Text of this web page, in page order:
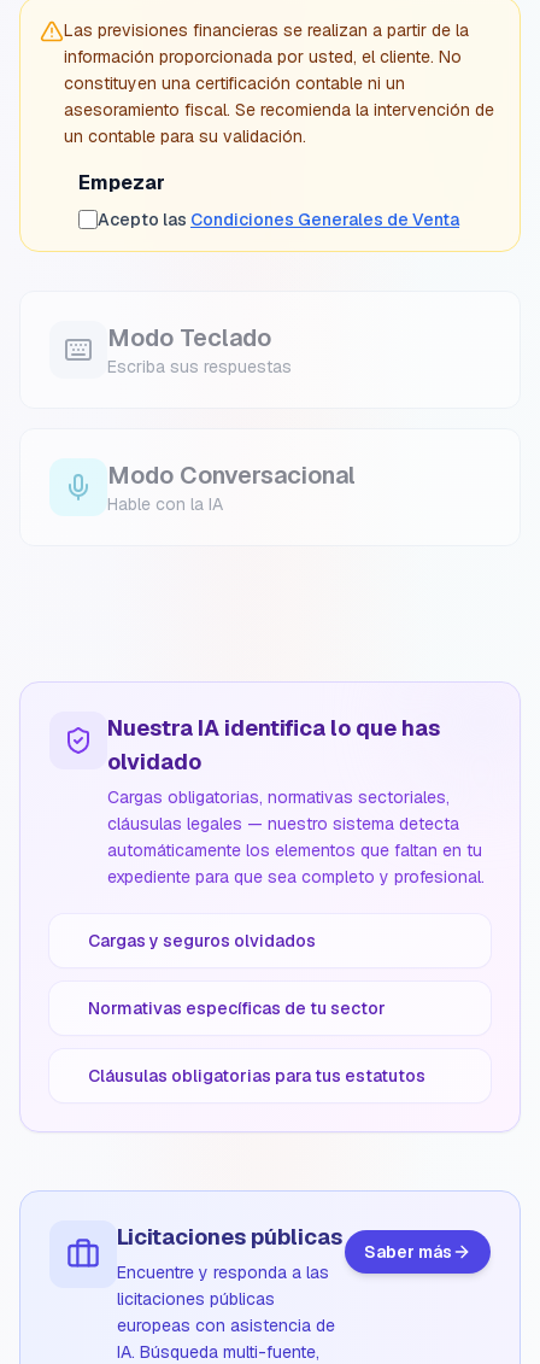
Las previsiones financieras se realizan a partir de la
información proporcionada por usted, el cliente. No
constituyen una certificación contable ni un
asesoramiento fiscal. Se recomienda la intervención de
un contable para su validación.
Empezar
Acepto las Condiciones Generales de Venta
Modo Teclado
Escriba sus respuestas
Modo Conversacional
Hable con la IA
Nuestra IA identifica lo que has
olvidado
Cargas obligatorias, normativas sectoriales,
cláusulas legales — nuestro sistema detecta
automáticamente los elementos que faltan en tu
expediente para que sea completo y profesional.
Cargas y seguros olvidados
Normativas específicas de tu sector
Cláusulas obligatorias para tus estatutos
Licitaciones públicas
Encuentre y responda a las
licitaciones públicas
europeas con asistencia de
IA. Búsqueda multi-fuente,
Saber más